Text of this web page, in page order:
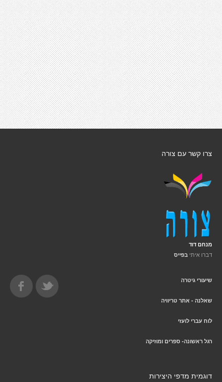
צרו קשר עם צורה
מנחם דוד
דברו איתי בפייס
שיעורי גיטרה
שאלנה - אתר טריוויה
לוח עברי לועזי
רגל ראשונה- ספרים ומוזיקה
דוגמית מדפי היצירות